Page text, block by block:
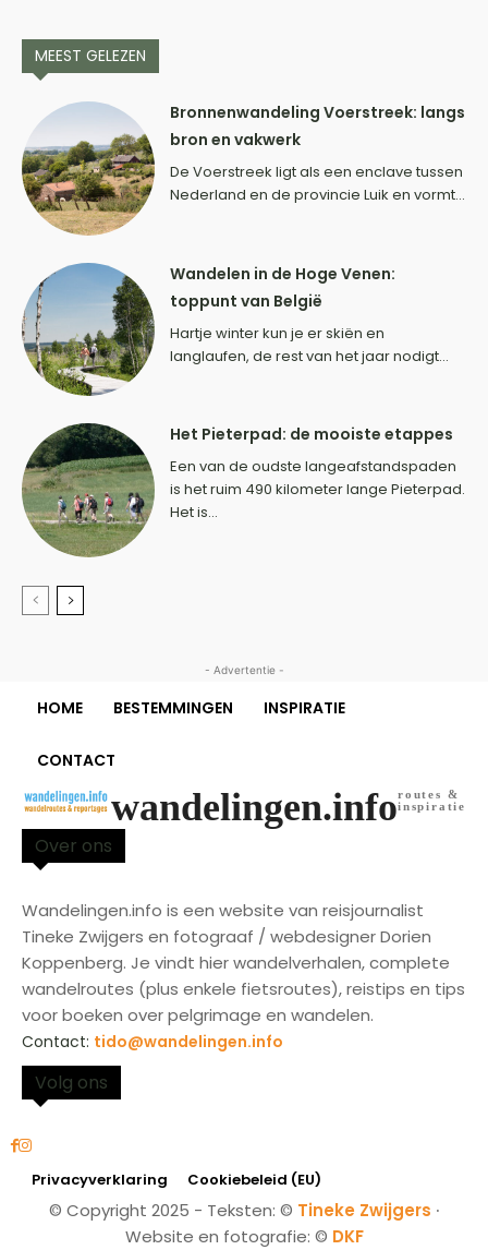
MEEST GELEZEN
Bronnenwandeling Voerstreek: langs
bron en vakwerk
De Voerstreek ligt als een enclave tussen
Nederland en de provincie Luik en vormt...
Wandelen in de Hoge Venen:
toppunt van België
Hartje winter kun je er skiën en
langlaufen, de rest van het jaar nodigt...
Het Pieterpad: de mooiste etappes
Een van de oudste langeafstandspaden
is het ruim 490 kilometer lange Pieterpad.
Het is...
- Advertentie -
HOME BESTEMMINGEN INSPIRATIE
CONTACT
wandelingen.inforoutes &
inspiratie
Over ons
Wandelingen.info is een website van reisjournalist
Tineke Zwijgers en fotograaf / webdesigner Dorien
Koppenberg. Je vindt hier wandelverhalen, complete
wandelroutes (plus enkele fietsroutes), reistips en tips
voor boeken over pelgrimage en wandelen.
Contact: tido@wandelingen.info
Volg ons
Privacyverklaring Cookiebeleid (EU)
© Copyright 2025 - Teksten: © Tineke Zwijgers ∙
Website en fotografie: © DKF